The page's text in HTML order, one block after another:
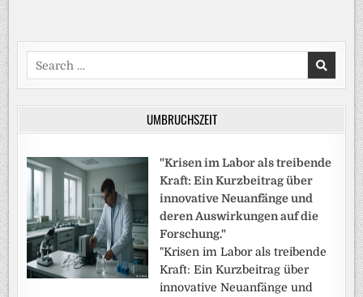
Search
for:
UMBRUCHSZEIT
"Krisen im Labor als treibende
Kraft: Ein Kurzbeitrag über
innovative Neuanfänge und
deren Auswirkungen auf die
Forschung."
"Krisen im Labor als treibende
Kraft: Ein Kurzbeitrag über
innovative Neuanfänge und